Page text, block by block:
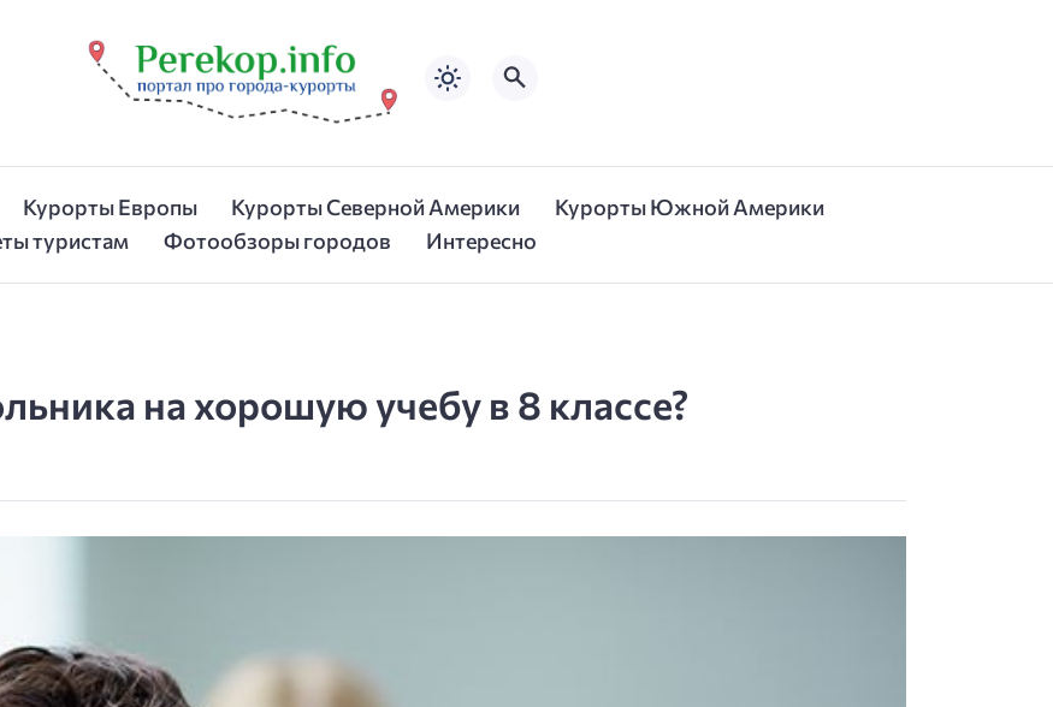
Курорты Европы Курорты Северной Америки
Курорты Южной Америки
туристам
Фотообзоры городов Интересно
на хорошую учебу в 8 классе?